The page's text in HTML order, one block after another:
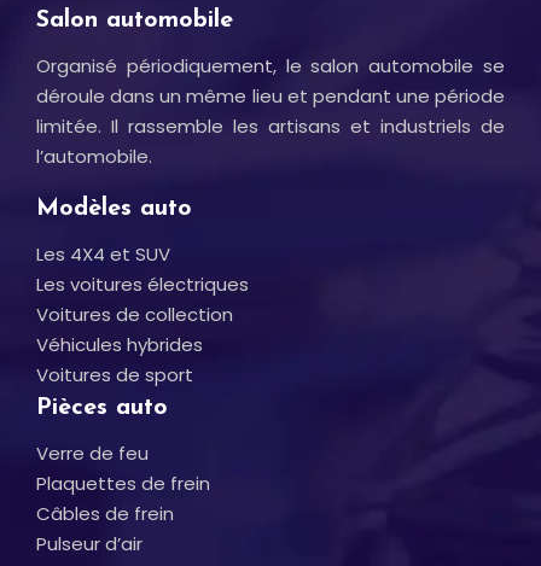
Salon automobile
Organisé périodiquement, le salon automobile se
déroule dans un même lieu et pendant une période
limitée. Il rassemble les artisans et industriels de
l’automobile.
Modèles auto
Les 4X4 et SUV
Les voitures électriques
Voitures de collection
Véhicules hybrides
Voitures de sport
Pièces auto
Verre de feu
Plaquettes de frein
Câbles de frein
Pulseur d’air